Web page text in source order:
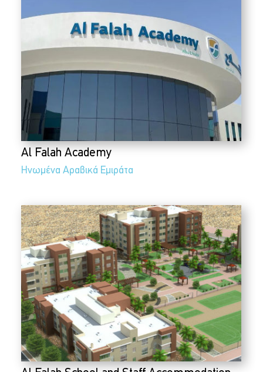
Al Falah Academy
Ηνωμένα Αραβικά Εμιράτα